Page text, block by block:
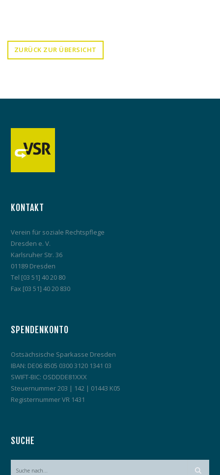
ZURÜCK ZUR ÜBERSICHT
KONTAKT
Verein für soziale Rechtspflege
Dresden e. V.
Karlsruher Str. 36
01189 Dresden
Tel [03 51] 40 20 80
Fax [03 51] 40 20 830
SPENDENKONTO
Ostsächsische Sparkasse Dresden
IBAN: DE06 8505 0300 3120 1341 03
SWIFT-BIC: OSDDDE81XXX
Steuernummer 203 | 142 | 01443 K05
Registernummer VR 1431
SUCHE